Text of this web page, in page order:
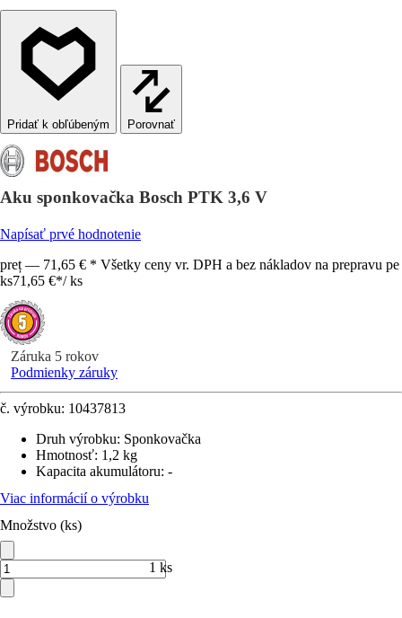
Porovnať
Aku sponkovačka Bosch PTK 3,6 V
Napísať prvé hodnotenie
preț — 71,65 € * Všetky ceny vr. DPH a bez nákladov na prepravu pe
ks71,65 €*/ ks
Záruka 5 rokov
Podmienky záruky
č. výrobku: 10437813
Druh výrobku: Sponkovačka
Hmotnosť: 1,2 kg
Kapacita akumulátoru: -
Viac informácií o výrobku
Množstvo (ks)
1 ks